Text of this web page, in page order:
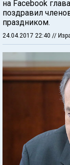
на Facebook
поздравил
праздником.
24.04.2017 22:40 //